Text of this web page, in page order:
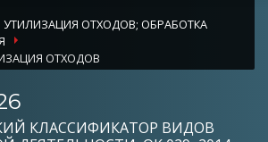
УТИЛИЗАЦИЯ ОТХОДОВ; ОБРАБОТКА
ОТХОДОВ
КЛАССИФИКАТОР ВИДОВ